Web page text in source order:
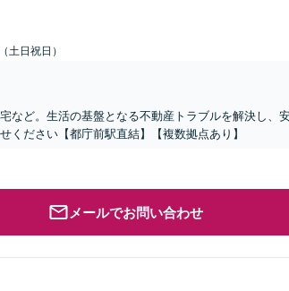
土日祝日）
など。生活の基盤となる不動産トラブルを解決し、
ください【都庁前駅直結】【複数拠点あり】
メールでお問い合わせ